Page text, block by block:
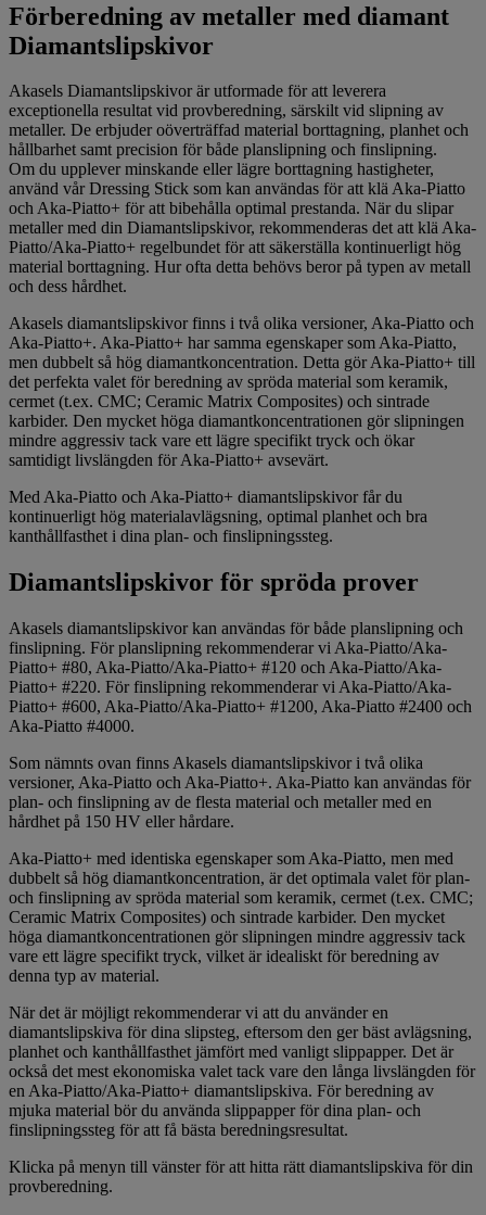
Förberedning av metaller med diamant
Diamantslipskivor
Akasels Diamantslipskivor är utformade för att leverera
exceptionella resultat vid provberedning, särskilt vid slipning av
metaller. De erbjuder oöverträffad material borttagning, planhet och
hållbarhet samt precision för både planslipning och finslipning.
Om du upplever minskande eller lägre borttagning hastigheter,
använd vår Dressing Stick som kan användas för att klä Aka-Piatto
och Aka-Piatto+ för att bibehålla optimal prestanda. När du slipar
metaller med din Diamantslipskivor, rekommenderas det att klä Aka-
Piatto/Aka-Piatto+ regelbundet för att säkerställa kontinuerligt hög
material borttagning. Hur ofta detta behövs beror på typen av metall
och dess hårdhet.
Akasels diamantslipskivor finns i två olika versioner, Aka-Piatto och
Aka-Piatto+. Aka-Piatto+ har samma egenskaper som Aka-Piatto,
men dubbelt så hög diamantkoncentration. Detta gör Aka-Piatto+ till
det perfekta valet för beredning av spröda material som keramik,
cermet (t.ex. CMC; Ceramic Matrix Composites) och sintrade
karbider. Den mycket höga diamantkoncentrationen gör slipningen
mindre aggressiv tack vare ett lägre specifikt tryck och ökar
samtidigt livslängden för Aka-Piatto+ avsevärt.
Med Aka-Piatto och Aka-Piatto+ diamantslipskivor får du
kontinuerligt hög materialavlägsning, optimal planhet och bra
kanthållfasthet i dina plan- och finslipningssteg.
Diamantslipskivor för spröda prover
Akasels diamantslipskivor kan användas för både planslipning och
finslipning. För planslipning rekommenderar vi Aka-Piatto/Aka-
Piatto+ #80, Aka-Piatto/Aka-Piatto+ #120 och Aka-Piatto/Aka-
Piatto+ #220. För finslipning rekommenderar vi Aka-Piatto/Aka-
Piatto+ #600, Aka-Piatto/Aka-Piatto+ #1200, Aka-Piatto #2400 och
Aka-Piatto #4000.
Som nämnts ovan finns Akasels diamantslipskivor i två olika
versioner, Aka-Piatto och Aka-Piatto+. Aka-Piatto kan användas för
plan- och finslipning av de flesta material och metaller med en
hårdhet på 150 HV eller hårdare.
Aka-Piatto+ med identiska egenskaper som Aka-Piatto, men med
dubbelt så hög diamantkoncentration, är det optimala valet för plan-
och finslipning av spröda material som keramik, cermet (t.ex. CMC;
Ceramic Matrix Composites) och sintrade karbider. Den mycket
höga diamantkoncentrationen gör slipningen mindre aggressiv tack
vare ett lägre specifikt tryck, vilket är idealiskt för beredning av
denna typ av material.
När det är möjligt rekommenderar vi att du använder en
diamantslipskiva för dina slipsteg, eftersom den ger bäst avlägsning,
planhet och kanthållfasthet jämfört med vanligt slippapper. Det är
också det mest ekonomiska valet tack vare den långa livslängden för
en Aka-Piatto/Aka-Piatto+ diamantslipskiva. För beredning av
mjuka material bör du använda slippapper för dina plan- och
finslipningssteg för att få bästa beredningsresultat.
Klicka på menyn till vänster för att hitta rätt diamantslipskiva för din
provberedning.